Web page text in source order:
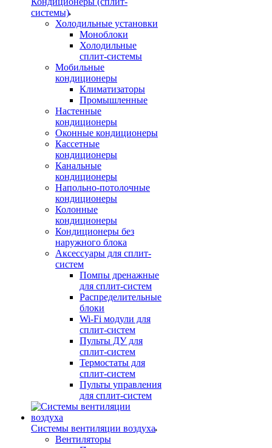
системы)
Холодильные установки
Моноблоки
Холодильные
сплит-системы
Мобильные
кондиционеры
Климатизаторы
Промышленные
Настенные
кондиционеры
Оконные кондиционеры
Кассетные
кондиционеры
Канальные
кондиционеры
Напольно-потолочные
кондиционеры
Колонные
кондиционеры
Кондиционеры без
наружного блока
Аксессуары для сплит-
систем
Помпы дренажные
для сплит-систем
Распределительные
блоки
Wi-Fi модули для
сплит-систем
Пульты ДУ для
сплит-систем
Термостаты для
сплит-систем
Пульты управления
для сплит-систем
Системы вентиляции воздуха
Вентиляторы